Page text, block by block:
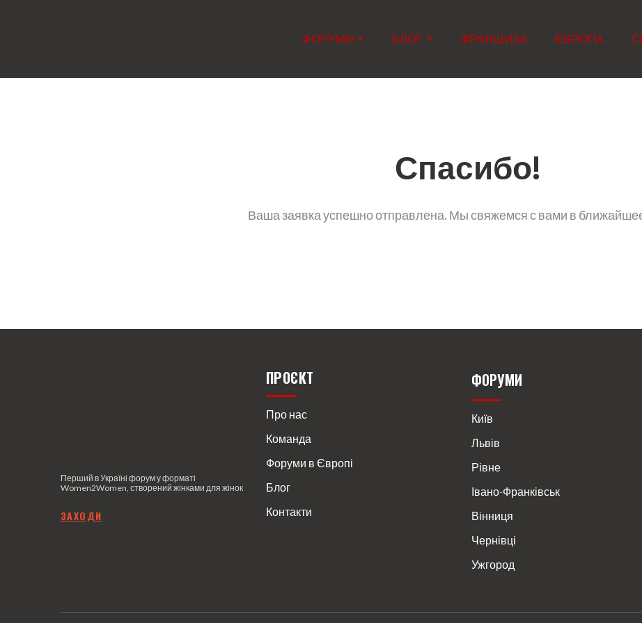
ФОРУМИ БЛОГ ФРАНШИЗА ЄВРОПА
Спасибо!
Ваша заявка успешно отправлена. Мы свяжемся с вами в
Перший в Україні форум у форматі
Women2Women, створений жінками для жінок
ЗАХОДИ
ПРОЄКТ
Про нас
Команда
Форуми в Європі
Блог
Контакти
ФОРУМИ
Київ
Львів
Рівне
Івано-Франківськ
Вінниця
Чернівці
Ужгород